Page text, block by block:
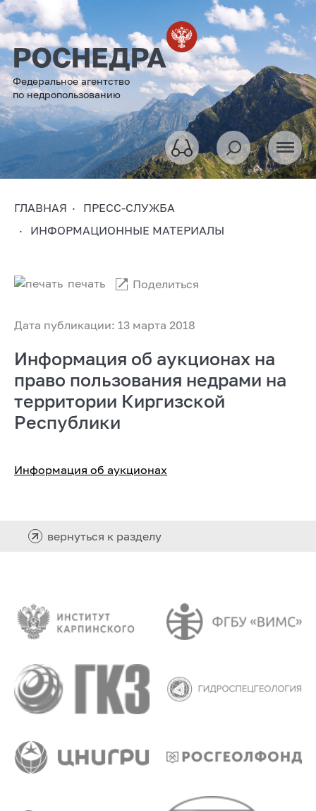
Федеральное агентство
по недропользованию
ГЛАВНАЯ
ПРЕСС-СЛУЖБА
ИНФОРМАЦИОННЫЕ МАТЕРИАЛЫ
Дата публикации: 13 марта 2018
печать Поделиться
Информация об аукционах на
право пользования недрами на
территории Киргизской
Республики
Информация об аукционах
вернуться к разделу